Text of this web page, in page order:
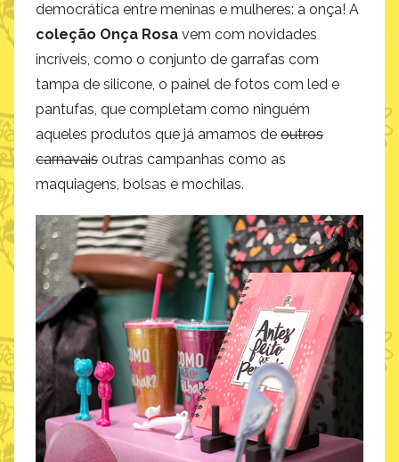
democrática entre meninas e mulheres: a onça! A
coleção Onça Rosa vem com novidades
incríveis, como o conjunto de garrafas com
tampa de silicone, o painel de fotos com led e
pantufas, que completam como ninguém
aqueles produtos que já amamos de outros
carnavais outras campanhas como as
maquiagens, bolsas e mochilas.